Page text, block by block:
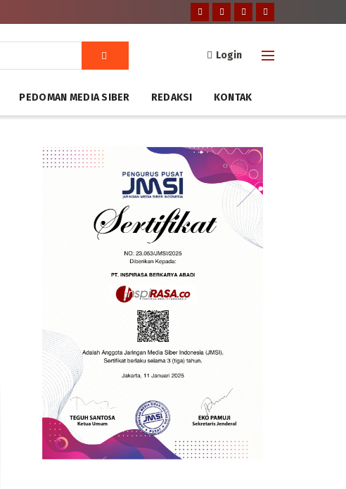
Login
PEDOMAN MEDIA SIBER REDAKSI KONTAK